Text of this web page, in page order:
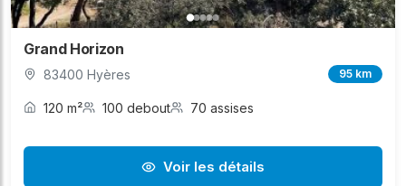
Grand Horizon
83400 Hyères 95 km
120 m² 100 debout 70 assises
Voir les détails